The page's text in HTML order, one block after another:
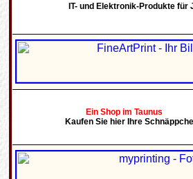
IT- und Elektronik-Produkte für
Ein Shop im Taunus
Kaufen Sie hier Ihre